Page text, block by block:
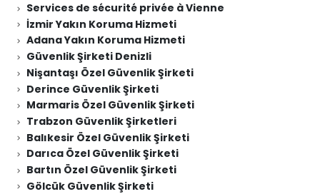
Services de sécurité privée à Vienne
İzmir Yakın Koruma Hizmeti
Adana Yakın Koruma Hizmeti
Güvenlik Şirketi Denizli
Nişantaşı Özel Güvenlik Şirketi
Derince Güvenlik Şirketi
Marmaris Özel Güvenlik Şirketi
Trabzon Güvenlik Şirketleri
Balıkesir Özel Güvenlik Şirketi
Darıca Özel Güvenlik Şirketi
Bartın Özel Güvenlik Şirketi
Gölcük Güvenlik Şirketi